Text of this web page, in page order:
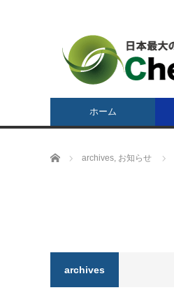
ホーム
ホーム archives, お知らせ
archives